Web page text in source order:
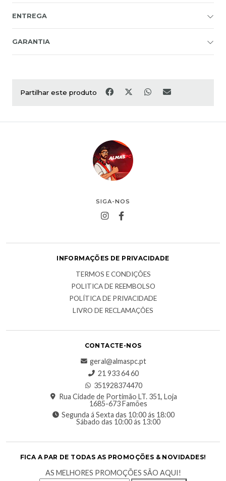
ENTREGA
GARANTIA
Partilhar este produto
SIGA-NOS
INFORMAÇÕES DE PRIVACIDADE
TERMOS E CONDIÇÕES
POLITICA DE REEMBOLSO
POLÍTICA DE PRIVACIDADE
LIVRO DE RECLAMAÇÕES
CONTACTE-NOS
geral@almaspc.pt
21 933 64 60
351928374470
Rua Cidade de Portimão LT. 351, Loja
1685-673 Famões
Segunda á Sexta das 10:00 ás 18:00
Sábado das 10:00 ás 13:00
FICA A PAR DE TODAS AS PROMOÇÕES & NOVIDADES!
AS MELHORES PROMOÇÕES SÃO AQUI!